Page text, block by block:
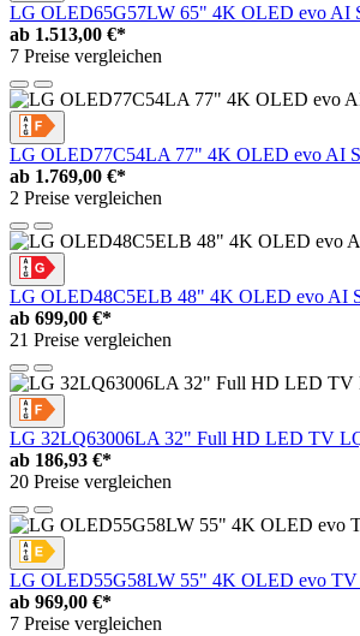
LG OLED65G57LW 65" 4K OLED evo AI
ab 1.513,00 €*
7 Preise vergleichen
LG OLED77C54LA 77" 4K OLED evo AI
ab 1.769,00 €*
2 Preise vergleichen
LG OLED48C5ELB 48" 4K OLED evo AI
ab 699,00 €*
21 Preise vergleichen
LG 32LQ63006LA 32" Full HD LED TV
ab 186,93 €*
20 Preise vergleichen
LG OLED55G58LW 55" 4K OLED evo TV
ab 969,00 €*
7 Preise vergleichen